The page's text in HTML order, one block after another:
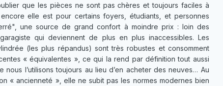
que les pièces ne sont pas chères et toujours faciles à
encore elle est pour certains foyers, étudiants, et personnes
une source de grand confort à moindre prix : loin des
qui deviennent de plus en plus inaccessibles. Les
(les plus répandus) sont très robustes et consomment
« équivalentes », ce qui la rend par définition tout aussi
l’utilisons toujours au lieu d’en acheter des neuves… Au
« ancienneté », elle ne subit pas les normes modernes bien